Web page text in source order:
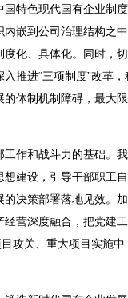
特色现代国有企业制
嵌到公司治理结构之
化、具体化。同时，
推进“三项制度”改革，
体制机制障碍，最大
作和战斗力的基础。
建设，引导干部职工
决策部署落地见效。
营深度融合，把党建
攻关、重大项目实施中